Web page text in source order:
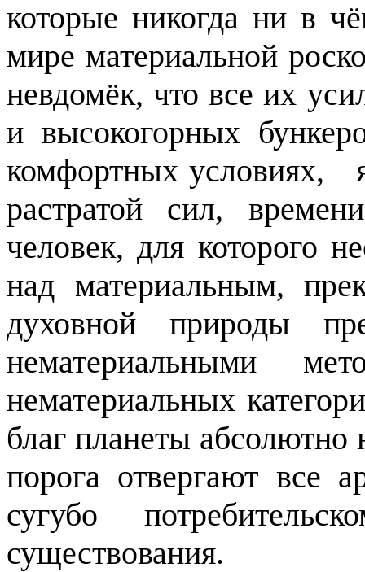
которые никогда ни в
мире материальной
невдомёк, что все их
и высокогорных
комфортных условиях,
растратой сил,
человек, для которого
над материальным,
духовной природы
нематериальными
нематериальных
благ планеты абсолютно
порога отвергают все
сугубо
существования.